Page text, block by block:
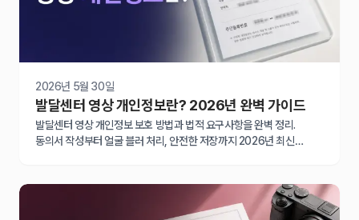
2026년 5월 30일
발달센터 영상 개인정보란? 2026년 완벽 가이드
발달센터 영상 개인정보 보호 방법과 법적 요구사항을 완벽 정리.
동의서 작성부터 얼굴 블러 처리, 안전한 저장까지 2026년 최신